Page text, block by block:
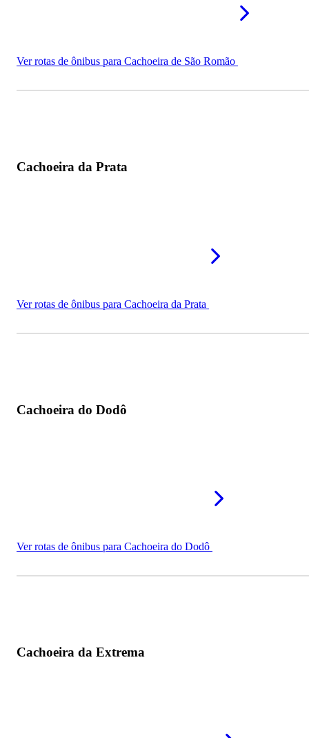
Ver rotas de ônibus para Cachoeira de São Romão
Cachoeira da Prata
Ver rotas de ônibus para Cachoeira da Prata
Cachoeira do Dodô
Ver rotas de ônibus para Cachoeira do Dodô
Cachoeira da Extrema